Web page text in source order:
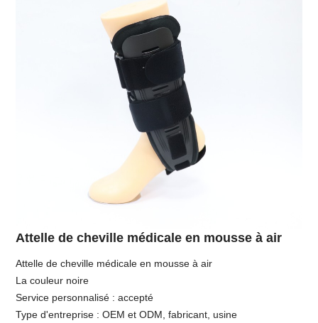
Attelle de cheville médicale en mousse à air
Attelle de cheville médicale en mousse à air
La couleur noire
Service personnalisé : accepté
Type d'entreprise : OEM et ODM, fabricant, usine